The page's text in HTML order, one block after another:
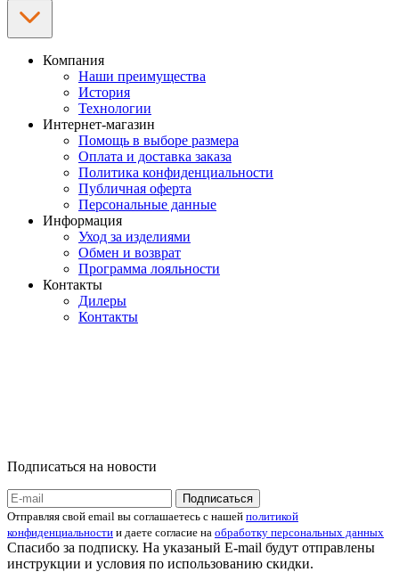
Компания
Наши преимущества
История
Технологии
Интернет-магазин
Помощь в выборе размера
Оплата и доставка заказа
Политика конфиденциальности
Публичная оферта
Персональные данные
Информация
Уход за изделиями
Обмен и возврат
Программа лояльности
Контакты
Дилеры
Контакты
Подписаться на новости
Отправляя свой email вы соглашаетесь с нашей политикой
конфиденциальности и даете согласие на обработку персональных данных
Спасибо за подписку. На указаный E-mail будут отправлены
инструкции и условия по использованию скидки.